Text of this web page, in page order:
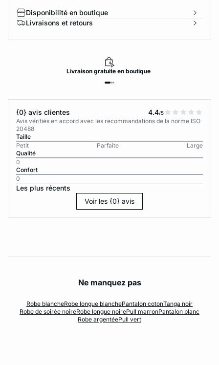
Disponibilité en boutique
Livraisons et retours
Livraisongratuiteen boutique
{0} avis clientes 4.4/5
Avis vérifiés en accord avec les recommandations de la norme ISO
20488
Taille
Petit
Parfaite
Large
Qualité
0
Confort
0
Les plus récents
Voir les {0} avis
Ne manquez pas
Robe blancheRobe longue blanchePantalon cotonTanga noir
Robe de soirée noireRobe longue noirePull marronPantalon blanc
Robe argentéePull vert